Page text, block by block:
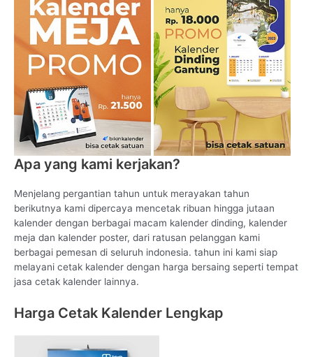
Apa yang kami kerjakan?
Menjelang pergantian tahun untuk merayakan tahun
berikutnya kami dipercaya mencetak ribuan hingga jutaan
kalender dengan berbagai macam kalender dinding, kalender
meja dan kalender poster, dari ratusan pelanggan kami
berbagai pemesan di seluruh indonesia. tahun ini kami siap
melayani cetak kalender dengan harga bersaing seperti tempat
jasa cetak kalender lainnya.
Harga Cetak Kalender Lengkap